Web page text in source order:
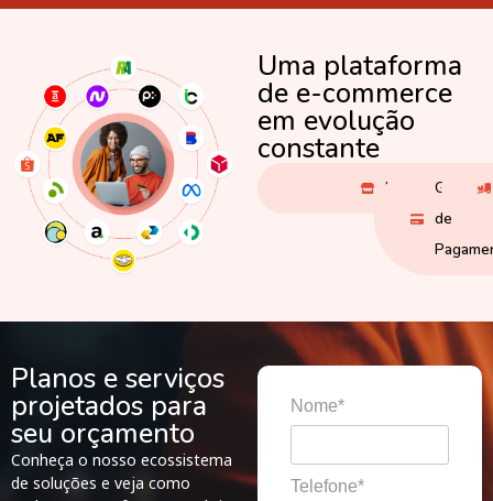
Uma plataforma
de e-commerce
em evolução
constante
CRM Marketplaces
de
Planos e serviços
projetados para
seu orçamento
Conheça o nosso ecossistema
de soluções e veja como
Nome*
Telefone*